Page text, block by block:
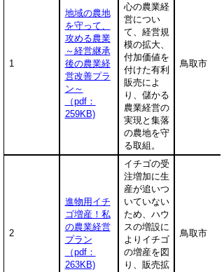
1
地域の農地
を守って、
攻める農業
～経営継承
後の農業経
営改善プラ
ン～
（pdf：
259KB)
心の農業経
営につい
て、経営規
模の拡大、
付加価値を
付けた有利
販売によ
り、儲かる
農業経営の
実現と集落
の農地を守
る取組。
鳥取市
2
進物用イチ
ゴ増産！私
の農業経営
プラン
（pdf：
263KB)
イチゴの受
注増加に生
産が追いつ
いていない
ため、ハウ
スの増設に
よりイチゴ
の増産を図
り、販売拡
鳥取市